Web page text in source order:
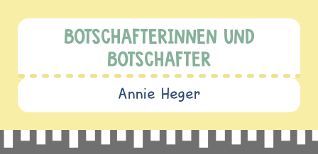
BOTSCHAFTERINNEN UND
BOTSCHAFTER
Annie Heger